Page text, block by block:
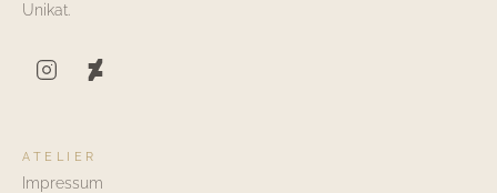
Unikat.
ATELIER
Impressum